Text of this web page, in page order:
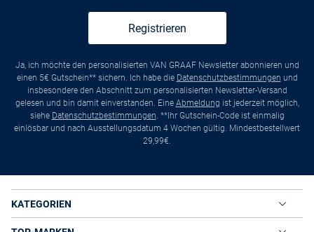
Registrieren
Ja, ich möchte den personalisierten VAN GRAAF Newsletter abonnieren und
einen 5€ Gutschein** sichern. Ich habe die Datenschutzbestimmungen und
insbesondere den Abschnitt zum personalisierten Newsletter-Versand
gelesen und bin damit einverstanden. Eine Abmeldung ist jederzeit möglich,
siehe Datenschutzbestimmungen. **Ihr Gutschein-Code ist einmalig
einlösbar und nach Ausstellungsdatum 4 Wochen gültig. Mindestbestellwert
29,99€.
KATEGORIEN